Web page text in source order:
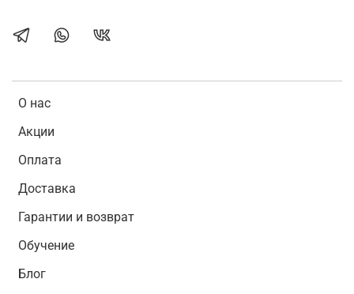
О нас
Акции
Оплата
Доставка
Гарантии и возврат
Обучение
Блог